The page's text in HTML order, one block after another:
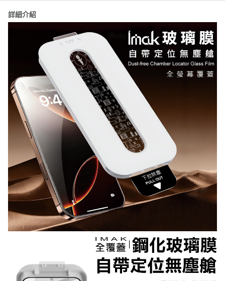
詳細介紹